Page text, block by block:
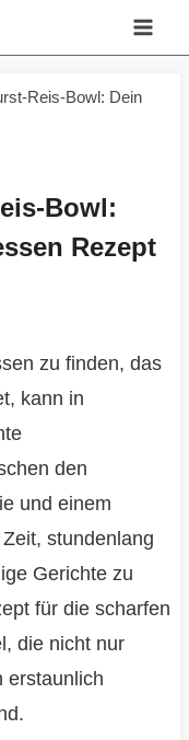
Reis-Bowl: Dein
Bowl:
Rezept
zu finden, das
kann in
den
und einem
stundenlang
Gerichte zu
für die scharfen
die nicht nur
erstaunlich